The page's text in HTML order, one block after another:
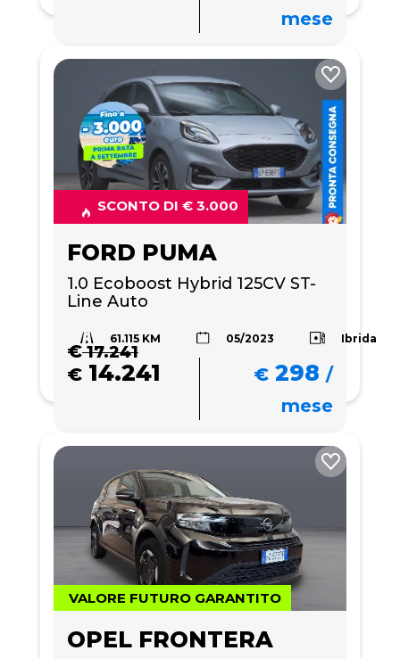
mese
SCONTO DI € 3.000
FORD PUMA
1.0 Ecoboost Hybrid 125CV ST-
Line Auto
61.115 KM 05/2023 Ibrida
€17.241
€ 14.241 € 298 /
mese
VALORE FUTURO GARANTITO
OPEL FRONTERA